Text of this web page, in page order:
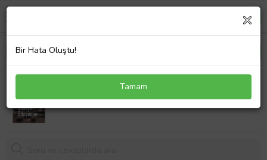
Köşeye Sıkışanlar
195,00 TL
Bir Hata Oluştu!
Tamam